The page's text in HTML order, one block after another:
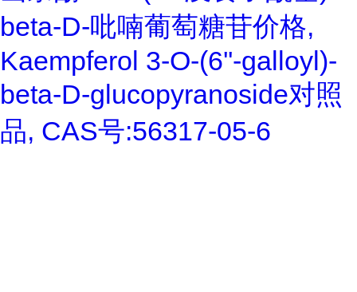
beta-D-吡喃葡萄糖苷价格,
Kaempferol 3-O-(6''-galloyl)-
beta-D-glucopyranoside对照
品, CAS号:56317-05-6